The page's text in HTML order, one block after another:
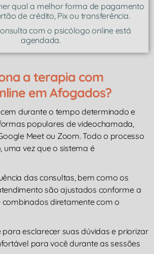
qual a melhor forma de pagamento
de crédito, Pix ou transferência.
com o psicólogo online está
agendada.
a terapia com
em Afogados?
durante o tempo determinado e
populares de videochamada,
Meet ou Zoom. Todo o processo
uma vez que o sistema é
das consultas, bem como os
são ajustados conforme a
combinados diretamente com o
para esclarecer suas dúvidas e priorizar
para você durante as sessões